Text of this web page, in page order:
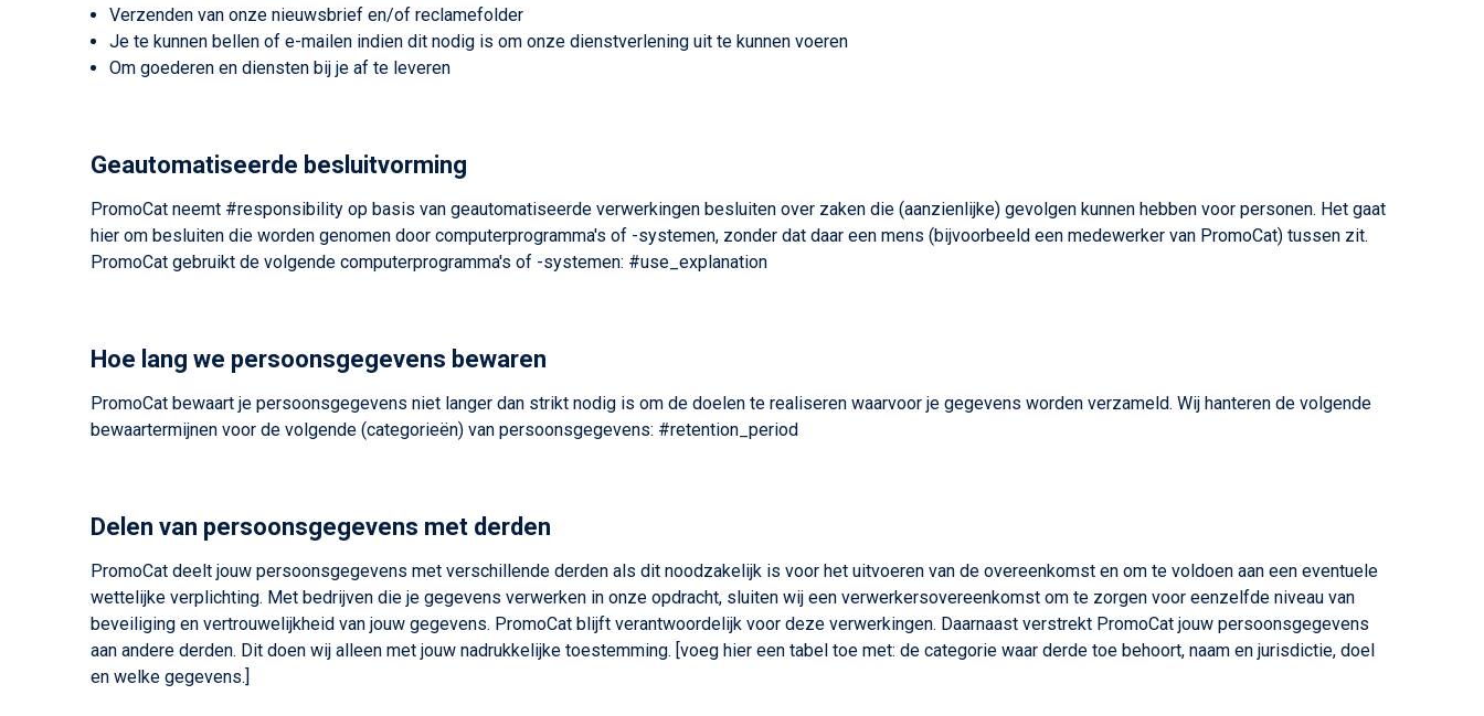
Verzenden van onze nieuwsbrief en/of reclamefolder
Je te kunnen bellen of e-mailen indien dit nodig is om onze dienstverlening uit te kunnen voeren
Om goederen en diensten bij je af te leveren
Geautomatiseerde besluitvorming
PromoCat neemt #responsibility op basis van geautomatiseerde verwerkingen besluiten over zaken die (aanzienlijke) gevolgen kunnen hebben voor personen. Het gaat
hier om besluiten die worden genomen door computerprogramma's of -systemen, zonder dat daar een mens (bijvoorbeeld een medewerker van PromoCat) tussen zit.
PromoCat gebruikt de volgende computerprogramma's of -systemen: #use_explanation
Hoe lang we persoonsgegevens bewaren
PromoCat bewaart je persoonsgegevens niet langer dan strikt nodig is om de doelen te realiseren waarvoor je gegevens worden verzameld. Wij hanteren de volgende
bewaartermijnen voor de volgende (categorieën) van persoonsgegevens: #retention_period
Delen van persoonsgegevens met derden
PromoCat deelt jouw persoonsgegevens met verschillende derden als dit noodzakelijk is voor het uitvoeren van de overeenkomst en om te voldoen aan een eventuele
wettelijke verplichting. Met bedrijven die je gegevens verwerken in onze opdracht, sluiten wij een verwerkersovereenkomst om te zorgen voor eenzelfde niveau van
beveiliging en vertrouwelijkheid van jouw gegevens. PromoCat blijft verantwoordelijk voor deze verwerkingen. Daarnaast verstrekt PromoCat jouw persoonsgegevens
aan andere derden. Dit doen wij alleen met jouw nadrukkelijke toestemming. [voeg hier een tabel toe met: de categorie waar derde toe behoort, naam en jurisdictie, doel
en welke gegevens.]